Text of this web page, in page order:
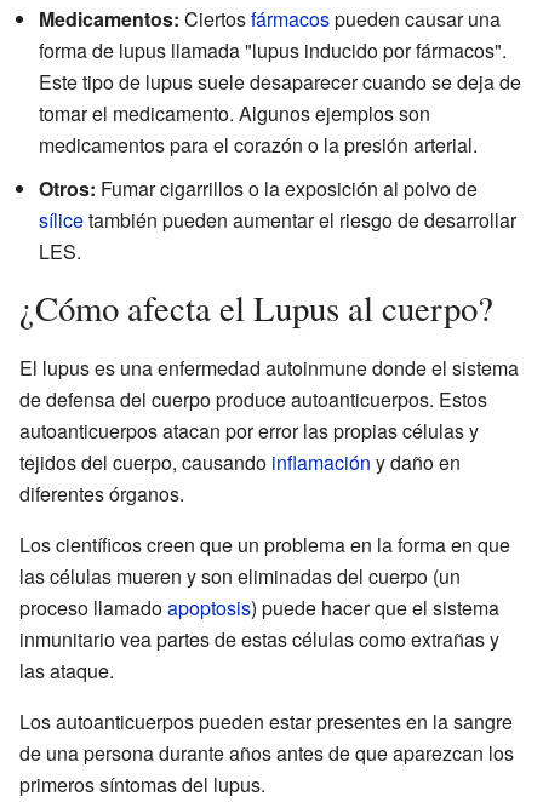
Medicamentos: Ciertosfármacospueden causar una
forma de lupus llamada "lupus inducido por fármacos".
Este tipo de lupus suele desaparecer cuando se deja de
tomar el medicamento. Algunos ejemplos son
medicamentos para el corazón o la presión arterial.
Otros: Fumar cigarrillos o la exposición al polvo de
sílicetambién pueden aumentar el riesgo de desarrollar
LES.
¿Cómo afecta el Lupus al cuerpo?
El lupus es una enfermedad autoinmune donde el sistema
de defensa del cuerpo produce autoanticuerpos. Estos
autoanticuerpos atacan por error las propias células y
tejidos del cuerpo, causando inflamación y daño en
diferentes órganos.
Los científicos creen que un problema en la forma en que
las células mueren y son eliminadas del cuerpo (un
proceso llamadoapoptosis) puede hacer que el sistema
inmunitario vea partes de estas células como extrañas y
las ataque.
Los autoanticuerpos pueden estar presentes en la sangre
de una persona durante años antes de que aparezcan los
primeros síntomas del lupus.